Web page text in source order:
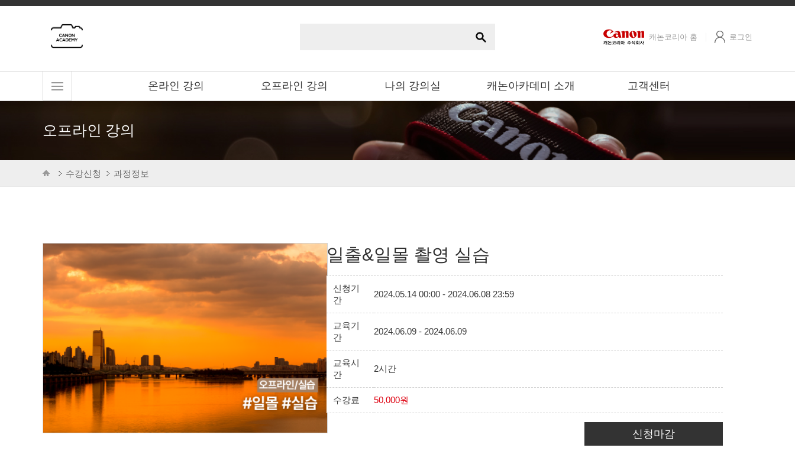
캐논코리아 홈 로그인
오프라인 강의
수강신청 과정정보
일출&일몰 촬영 실습
신청기
간
2024.05.14 00:00 - 2024.06.08 23:59
교육기
간
2024.06.09 - 2024.06.09
교육시
간
2시간
수강료 50,000원
신청마감
온라인 강의 오프라인 강의 나의 강의실 캐논아카데미 소개 고객센터